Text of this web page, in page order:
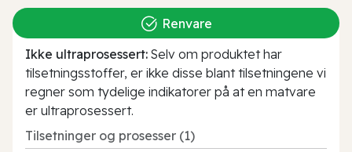
Renvare
Ikke ultraprosessert: Selv om produktet har
tilsetningsstoffer, er ikke disse blant tilsetningene vi
regner som tydelige indikatorer på at en matvare
er ultraprosessert.
Tilsetninger og prosesser (1)